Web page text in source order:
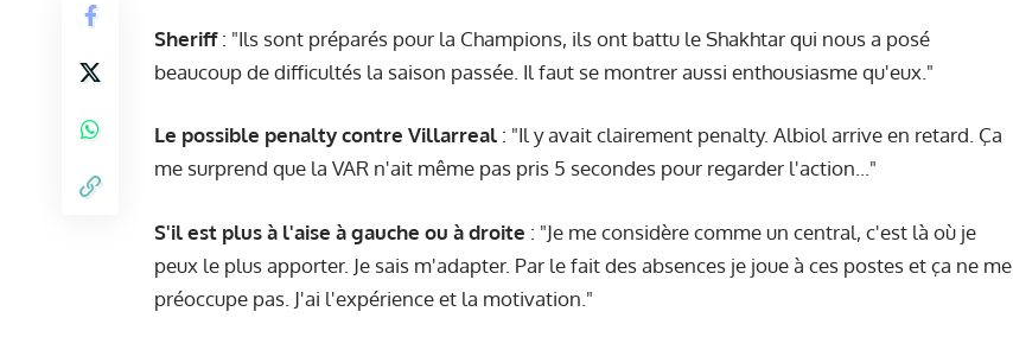
Sheriff: "Ils sont préparés pour la Champions, ils ont battu le Shakhtar qui nous a posé
beaucoup de difficultés la saison passée. Il faut se montrer aussi enthousiasme qu'eux."
Le possible penalty contre Villarreal : "Il y avait clairement penalty. Albiol arrive en retard. Ça
me surprend que la VAR n'ait même pas pris 5 secondes pour regarder l'action..."
S'il est plus à l'aise à gauche ou à droite : "Je me considère comme un central, c'est là où je
peux le plus apporter. Je sais m'adapter. Par le fait des absences je joue à ces postes et ça ne me
préoccupe pas. J'ai l'expérience et la motivation."